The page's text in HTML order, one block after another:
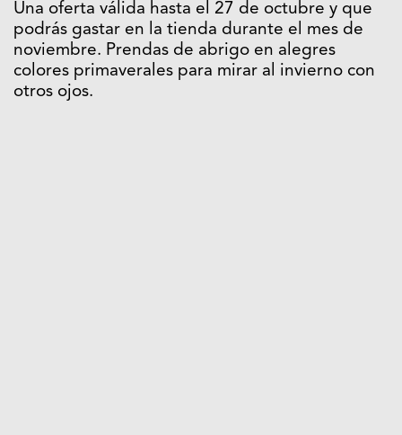
Una oferta válida hasta el 27 de octubre y que
podrás gastar en la tienda durante el mes de
noviembre. Prendas de abrigo en alegres
colores primaverales para mirar al invierno con
otros ojos.